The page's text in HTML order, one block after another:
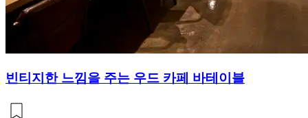
빈티지한 느낌을 주는 우드 카페 바테이블